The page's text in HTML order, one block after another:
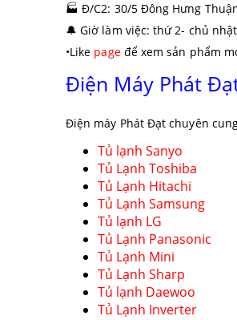
🏭 Đ/C2: 30/5 Đông Hưng
🔔 Giờ làm việc: thứ 2- chủ
•Like pageđể xem sản phẩm
Điện Máy Phát
Điện máy Phát Đạt chuyên
Tủ lạnh Sanyo
Tủ Lạnh Toshiba
Tủ Lạnh Hitachi
Tủ Lạnh Samsung
Tủ lạnh LG
Tủ Lạnh Panasonic
Tủ Lạnh Mini
Tủ Lạnh Sharp
Tủ lạnh Daewoo
Tủ Lạnh Inverter